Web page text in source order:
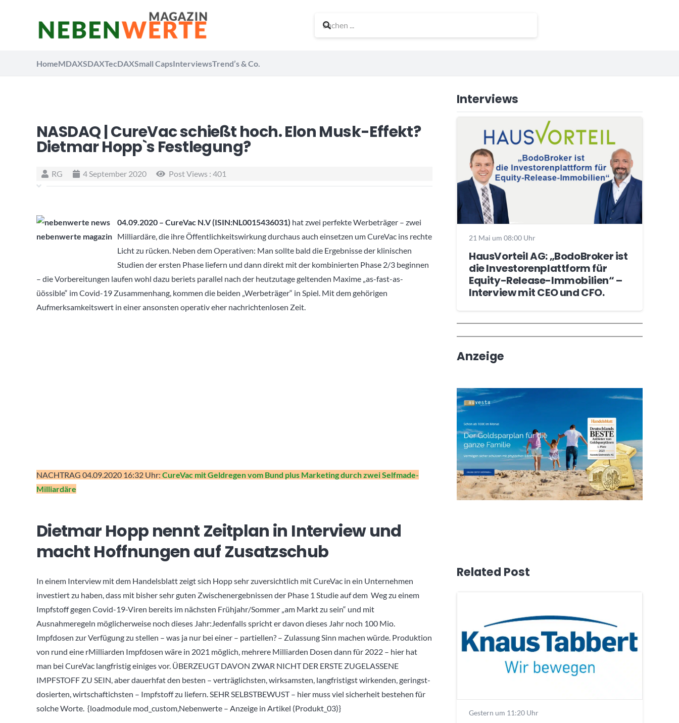
HomeMDAXSDAXTecDAXSmall CapsInterviewsTrend’s & Co.
NASDAQ | CureVac schießt hoch. Elon Musk-Effekt?
Dietmar Hopp`s Festlegung?
RG 4 September 2020 Post Views : 401
04.09.2020 – CureVac N.V (ISIN:NL0015436031) hat zwei perfekte Werbeträger – zwei
Milliardäre, die ihre Öffentlichkeitswirkung durchaus auch einsetzen um CureVac ins rechte
Licht zu rücken. Neben dem Operativen: Man sollte bald die Ergebnisse der klinischen
Studien der ersten Phase liefern und dann direkt mit der kombinierten Phase 2/3 beginnen
– die Vorbereitungen laufen wohl dazu beriets parallel nach der heutzutage geltenden Maxime „as-fast-as-
üössible“ im Covid-19 Zusammenhang, kommen die beiden „Werbeträger“ in Spiel. Mit dem gehörigen
Aufmerksamkeitswert in einer ansonsten operativ eher nachrichtenlosen Zeit.
NACHTRAG 04.09.2020 16:32 Uhr: CureVac mit Geldregen vom Bund plus Marketing durch zwei Selfmade-
Milliardäre
Dietmar Hopp nennt Zeitplan in Interview und
macht Hoffnungen auf Zusatzschub
In einem Interview mit dem Handelsblatt zeigt sich Hopp sehr zuversichtlich mit CureVac in ein Unternehmen
investiert zu haben, dass mit bisher sehr guten Zwischenergebnissen der Phase 1 Studie auf dem Weg zu einem
Impfstoff gegen Covid-19-Viren bereits im nächsten Frühjahr/Sommer „am Markt zu sein“ und mit
Ausnahmeregeln möglicherweise noch dieses Jahr:Jedenfalls spricht er davon dieses Jahr noch 100 Mio.
Impfdosen zur Verfügung zu stellen – was ja nur bei einer – partiellen? – Zulassung Sinn machen würde. Produktion
von rund eine rMilliarden Impfdosen wäre in 2021 möglich, mehrere Milliarden Dosen dann für 2022 – hier hat
man bei CureVac langfristig einiges vor. ÜBERZEUGT DAVON ZWAR NICHT DER ERSTE ZUGELASSENE
IMPFSTOFF ZU SEIN, aber dauerhfat den besten – verträglichsten, wirksamsten, langfristigst wirkenden, geringst-
dosierten, wirtschaftichsten – Impfstoff zu liefern. SEHR SELBSTBEWUST – hier muss viel sicherheit bestehen für
solche Worte. {loadmodule mod_custom,Nebenwerte – Anzeige in Artikel (Produkt_03)}
Interviews
21 Mai um 08:00 Uhr
HausVorteil AG: „BodoBroker ist
die Investorenplattform für
Equity-Release-Immobilien“ –
Interview mit CEO und CFO.
Wochenrückblick
Trendthemen
Anzeige
Related Post
Gestern um 11:20 Uhr